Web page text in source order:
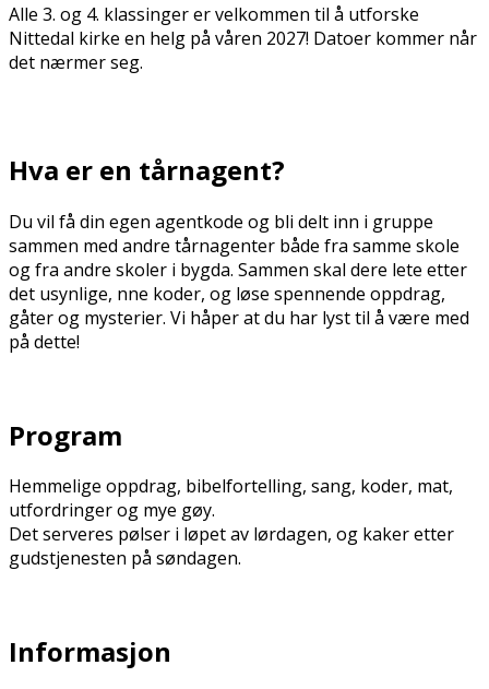
Alle 3. og 4. klassinger er velkommen til å utforske
Nittedal kirke en helg på våren 2027! Datoer kommer når
det nærmer seg.
Hva er en tårnagent?
Du vil få din egen agentkode og bli delt inn i gruppe
sammen med andre tårnagenter både fra samme skole
og fra andre skoler i bygda. Sammen skal dere lete etter
det usynlige, finne koder, og løse spennende oppdrag,
gåter og mysterier. Vi håper at du har lyst til å være med
på dette!
Program
Hemmelige oppdrag, bibelfortelling, sang, koder, mat,
utfordringer og mye gøy.
Det serveres pølser i løpet av lørdagen, og kaker etter
gudstjenesten på søndagen.
Informasjon